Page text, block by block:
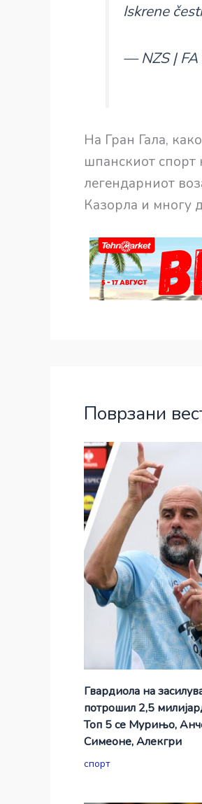
Iskrene
— NZS | FA
На Гран Гала,
шпанскиот спорт
легендарниот
Казорла и многу
Поврзани
Гвардиола на
потрошил 2,5
Топ 5 се Мурињо,
Симеоне, Алекгри
спорт